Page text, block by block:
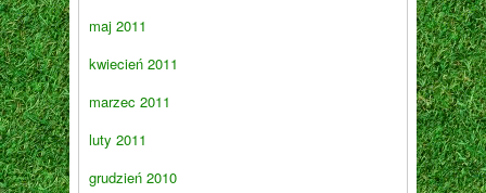
maj 2011
kwiecień 2011
marzec 2011
luty 2011
grudzień 2010